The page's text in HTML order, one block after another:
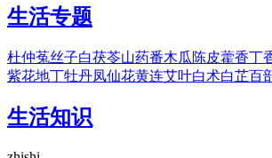
生活专题
杜仲菟丝子白茯苓山药番木瓜 陈皮藿香丁
紫花地丁牡丹凤仙花黄连艾叶白术白芷百
生活知识